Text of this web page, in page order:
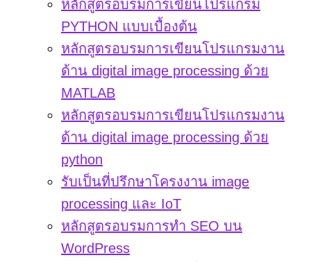
หลักสูตรอบรมการเขียนโปรแกรม
PYTHON แบบเบื้องต้น
หลักสูตรอบรมการเขียนโปรแกรมงาน
ด้าน digital image processing ด้วย
MATLAB
หลักสูตรอบรมการเขียนโปรแกรมงาน
ด้าน digital image processing ด้วย
python
รับเป็นที่ปรึกษาโครงงาน image
processing และ IoT
หลักสูตรอบรมการทำ SEO บน
WordPress